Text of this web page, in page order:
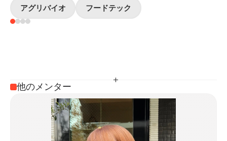
アグリバイオ フードテック
他のメンター